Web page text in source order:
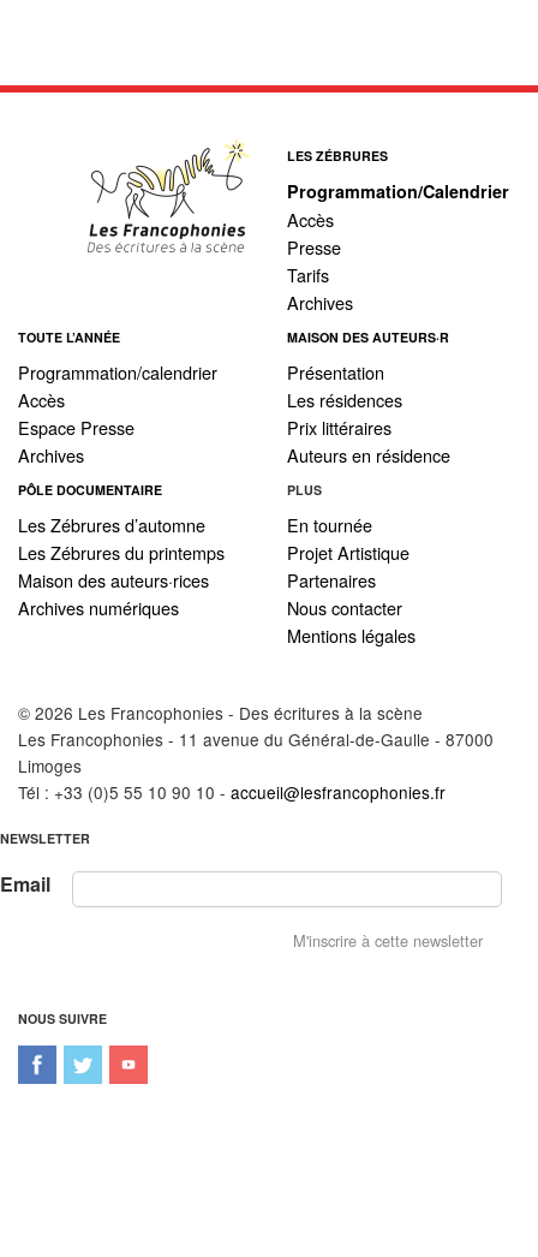
LES ZÉBRURES
Programmation/Calendrier
Accès
Presse
Tarifs
Archives
TOUTE L’ANNÉE
Programmation/calendrier
Accès
Espace Presse
Archives
MAISON DES AUTEURS·R
Présentation
Les résidences
Prix littéraires
Auteurs en résidence
PÔLE DOCUMENTAIRE
Les Zébrures d’automne
Les Zébrures du printemps
Maison des auteurs·rices
Archives numériques
PLUS
En tournée
Projet Artistique
Partenaires
Nous contacter
Mentions légales
© 2026 Les Francophonies - Des écritures à la scène
Les Francophonies - 11 avenue du Général-de-Gaulle - 87000
Limoges
Tél : +33 (0)5 55 10 90 10 - accueil@lesfrancophonies.fr
NEWSLETTER
Email
NOUS SUIVRE